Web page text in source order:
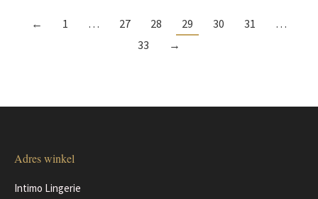
← 1 … 27 28 29 30 31
…
33
→
Adres winkel
Intimo Lingerie